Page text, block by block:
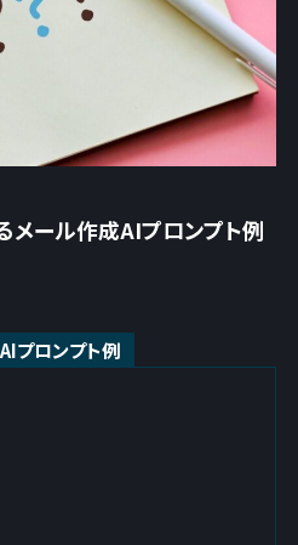
メール作成AIプロンプト例
プロンプト例